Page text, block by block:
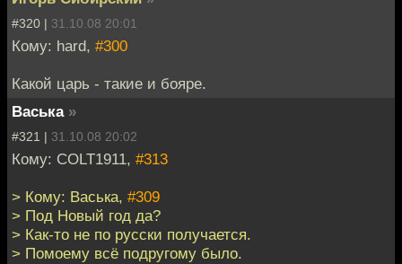
#320 | 31.10.08 20:01
Кому: hard, #300
Какой царь - такие и бояре.
Васька »
#321 | 31.10.08 20:02
Кому: COLT1911, #313
> Кому: Васька, #309
> Под Новый год да?
> Как-то не по русски получается.
> Помоему всё подругому было.